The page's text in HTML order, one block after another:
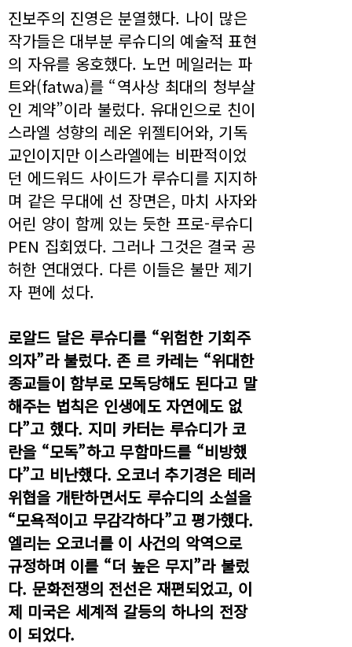
진보주의 진영은 분열했다. 나이 많은
작가들은 대부분 루슈디의 예술적 표현
의 자유를 옹호했다. 노먼 메일러는 파
트와(fatwa)를 “역사상 최대의 청부살
인 계약”이라 불렀다. 유대인으로 친이
스라엘 성향의 레온 위젤티어와, 기독
교인이지만 이스라엘에는 비판적이었
던 에드워드 사이드가 루슈디를 지지하
며 같은 무대에 선 장면은, 마치 사자와
어린 양이 함께 있는 듯한 프로-루슈디
PEN 집회였다. 그러나 그것은 결국 공
허한 연대였다. 다른 이들은 불만 제기
자 편에 섰다.
로알드 달은 루슈디를 “위험한 기회주
의자”라 불렀다. 존 르 카레는 “위대한
종교들이 함부로 모독당해도 된다고 말
해주는 법칙은 인생에도 자연에도 없
다”고 했다. 지미 카터는 루슈디가 코
란을 “모독”하고 무함마드를 “비방했
다”고 비난했다. 오코너 추기경은 테러
위협을 개탄하면서도 루슈디의 소설을
“모욕적이고 무감각하다”고 평가했다.
엘리는 오코너를 이 사건의 악역으로
규정하며 이를 “더 높은 무지”라 불렀
다. 문화전쟁의 전선은 재편되었고, 이
제 미국은 세계적 갈등의 하나의 전장
이 되었다.